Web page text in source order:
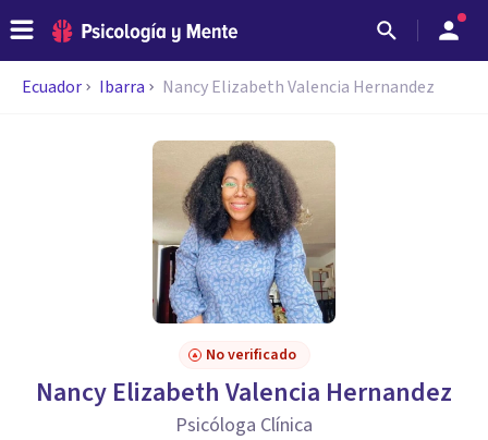
Ecuador Ibarra Nancy Elizabeth Valencia Hernandez
No verificado
Nancy Elizabeth Valencia Hernandez
Psicóloga Clínica